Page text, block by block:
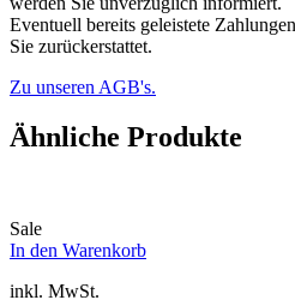
Eventuell bereits geleistete
Sie zurückerstattet.
Zu unseren AGB's.
Ähnliche Produkte
Sale
In den Warenkorb
inkl. MwSt.